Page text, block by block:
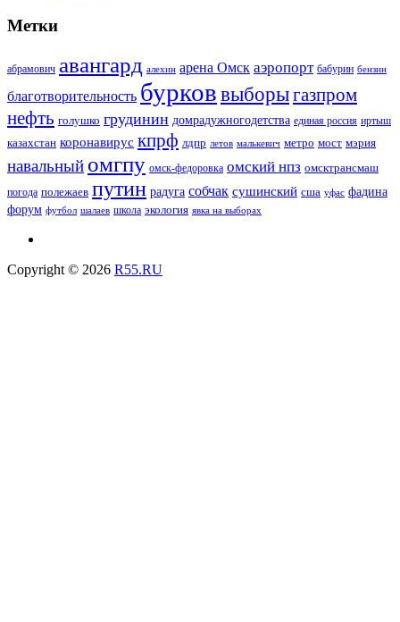
Метки
абрамович авангард алехин арена Омск аэропорт бабурин бензин
благотворительность бурков выборыгазпром
нефть голушко грудинин домрадужногодетства единая россия иртыш
казахстан коронавирус кпрф лдпр летов малькевич метро мост мэрия
навальный омгпу омск-федоровка омский нпз омсктрансмаш
погода полежаев путин радуга собчак сушинский сша уфас фадина
форум футбол шалаев школа экология явка на выборах
Copyright © 2026 R55.RU